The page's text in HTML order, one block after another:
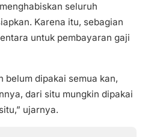
seluruh
Karena itu, sebagian
untuk pembayaran gaji
belum dipakai semua kan,
dari situ mungkin dipakai
ujarnya.